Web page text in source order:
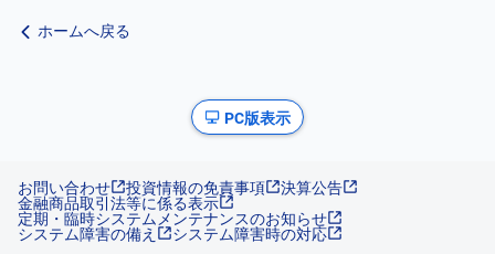
ホームへ戻る
PC版表示
お問い合わせ 投資情報の免責事項 決算公告
金融商品取引法等に係る表示
定期・臨時システムメンテナンスのお知らせ
システム障害の備え システム障害時の対応